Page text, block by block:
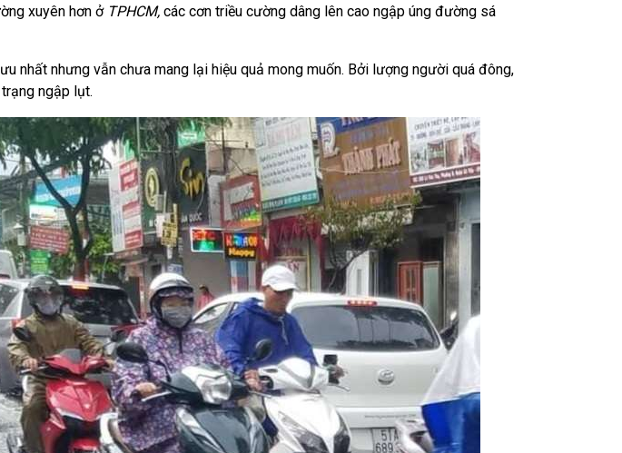
xuyên hơn ở TPHCM, các cơn triều cường dâng lên cao ngập úng đường sá
nhất nhưng vẫn chưa mang lại hiệu quả mong muốn. Bởi lượng người quá đông,
ngập lụt.